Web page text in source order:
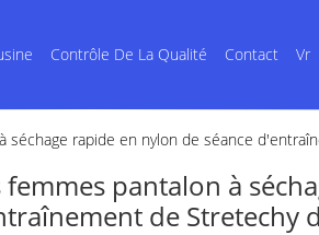
Contrôle De La Qualité Contact Vr
séchage rapide en nylon de séance
femmes pantalon à
de Stretechy